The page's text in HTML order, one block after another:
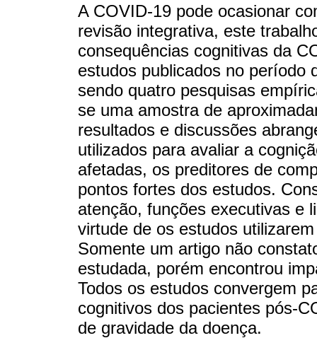
A COVID-19 pode ocasionar
revisão integrativa, este
consequências cognitivas da
estudos publicados no período
sendo quatro pesquisas
se uma amostra de
resultados e discussões
utilizados para avaliar a
afetadas, os preditores de
pontos fortes dos estudos.
atenção, funções executivas e
virtude de os estudos
Somente um artigo não
estudada, porém encontrou
Todos os estudos convergem
cognitivos dos pacientes pós-
de gravidade da doença.